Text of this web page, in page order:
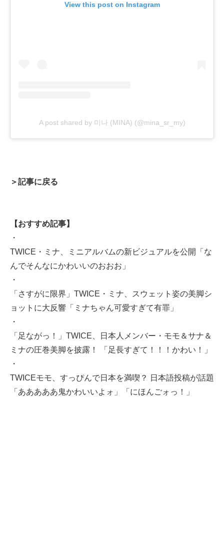
View this post on Instagram
A post shared by 미나 (MINA) (@mina_sr_my)
＞記事に戻る
【おすすめ記事】
・
TWICE・ミナ、ミニアルバムの新ビジュアルを公開「な
んでそんなにかわいいのおおお」
・
「さすがに限界」TWICE・ミナ、スウェット姿の美脚シ
ョットに大反響「ミナちゃん可愛すぎて有罪」
・
「足ながっ！」TWICE、日本人メンバー・モモ＆サナ＆
ミナの圧巻美脚を披露！ 「足長すぎて！！！かわい！」
・
TWICEモモ、すっぴんで日本を満喫？ 日本語投稿が話題
「あああああ鬼かわいいよォ」「にほんごォっ！」